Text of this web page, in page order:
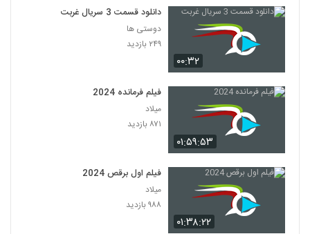
۰۰:۳۲
دانلود قسمت 3 سریال غربت
دوستی ها
۲۴۹ بازدید
۰۱:۵۹:۵۳
فیلم فرمانده 2024
میلاد
۸۷۱ بازدید
۰۱:۳۸:۲۲
فیلم اول برقص 2024
میلاد
۹۸۸ بازدید